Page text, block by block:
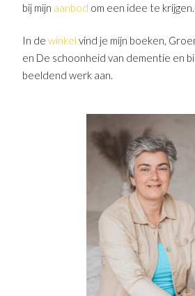
bij mijn aanbod om een idee te krijgen.
In de winkel vind je mijn boeken,
en De schoonheid van dementie en
beeldend werk aan.